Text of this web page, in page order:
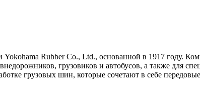
Rubber Co., Ltd., основанной в 1917 году.
грузовиков и автобусов, а также для
грузовых шин, которые сочетают в себе